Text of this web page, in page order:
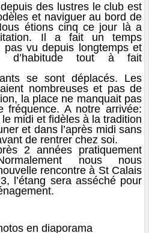
des lustres le club est
et naviguer au bord de
étions cinq ce jour là a
Il a fait un temps
pas vu depuis longtemps et
d’habitude tout à fait
se sont déplacés. Les
nombreuses et pas de
la place ne manquait pas
fréquence. A notre arrivée:
midi et fidèles à la tradition
et dans l’après midi sans
de rentrer chez soi.
2 années pratiquement
nous nous
rencontre à St Calais
l’étang sera asséché pour
en diaporama